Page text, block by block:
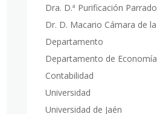
Dra. D.ª Purificación
Dr. D. Macario Cámara de
Departamento
Departamento de
Contabilidad
Universidad
Universidad de Jaén